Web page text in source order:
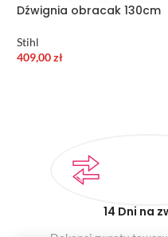
Dźwignia obracak 130cm
Stihl
409,00zł
14 Dni na